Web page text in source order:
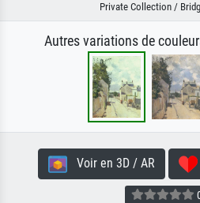
Private Collection /
Autres variations de
Voir en 3D / AR